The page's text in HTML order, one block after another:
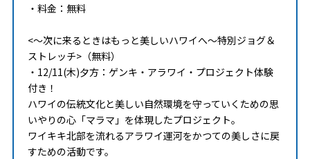
・料金：無料
<～次に来るときはもっと美しいハワイへ～特別ジョグ＆
ストレッチ>（無料）
・12/11(木)夕方：ゲンキ・アラワイ・プロジェクト体験
付き！
ハワイの伝統文化と美しい自然環境を守っていくための思
いやりの心「マラマ」を体現したプロジェクト。
ワイキキ北部を流れるアラワイ運河をかつての美しさに戻
すための活動です。